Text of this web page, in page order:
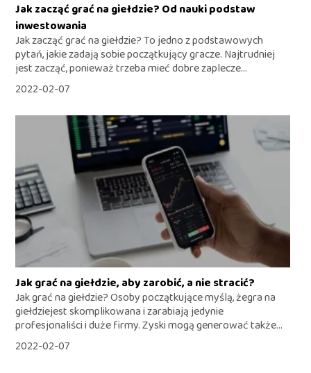
Jak zacząć grać na giełdzie? Od nauki podstaw
inwestowania
Jak zacząć grać na giełdzie? To jedno z podstawowych
pytań, jakie zadają sobie początkujący gracze. Najtrudniej
jest zacząć, ponieważ trzeba mieć dobre zaplecze...
2022-02-07
Jak grać na giełdzie, aby zarobić, a nie stracić?
Jak grać na giełdzie? Osoby początkujące myślą, żegra na
giełdziejest skomplikowana i zarabiają jedynie
profesjonaliści i duże firmy. Zyski mogą generować także...
2022-02-07